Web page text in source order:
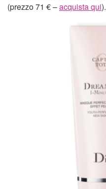
(prezzo 71 € –acquista qui).